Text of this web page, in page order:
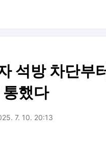
석방 차단부
했다
7. 10. 20:13